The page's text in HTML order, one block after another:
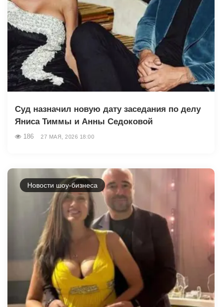
Суд назначил новую дату заседания по делу
Яниса Тиммы и Анны Седоковой
186 27 МАЯ, 2026 18:00
Новости шоу-бизнеса